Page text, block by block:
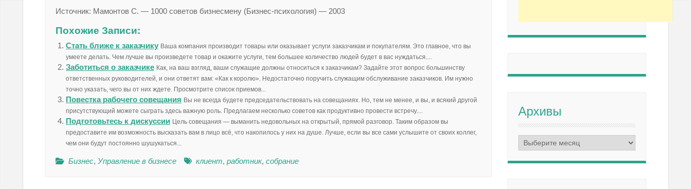
Источник: Мамонтов С. — 1000 советов бизнесмену (Бизнес-психология) — 2003
Похожие Записи:
Стать ближе к заказчику Ваша компания производит товары или оказывает услуги заказчикам и покупателям. Это главное, что вы
умеете делать. Чем лучше вы произведете товар и окажите услуги, тем большее количество людей будет в вас нуждаться....
Заботиться о заказчике Как, на ваш взгляд, ваши служащие должны относиться к заказчикам? Задайте этот вопрос большинству
ответственных руководителей, и они ответят вам: «Как к королю». Недостаточно поручить служащим обслуживание заказчиков. Им нужно
точно указать, чего вы от них ждете. Просмотрите список приемов...
Повестка рабочего совещания Вы не всегда будете председательствовать на совещаниях. Но, тем не менее, и вы, и всякий другой
присутствующий можете сыграть здесь важную роль. Предлагаем несколько советов как продуктивно провести встречу....
Подготовьтесь к дискуссии Цель совещания — выманить недовольных на открытый, прямой разговор. Таким образом вы
предоставите им возможность высказать вам в лицо всё, что накопилось у них на душе. Лучше, если вы все сами услышите от своих коллег,
чем они будут постоянно шушукаться...
Бизнес, Управление в бизнесе клиент, работник, собрание
Архивы
Архивы